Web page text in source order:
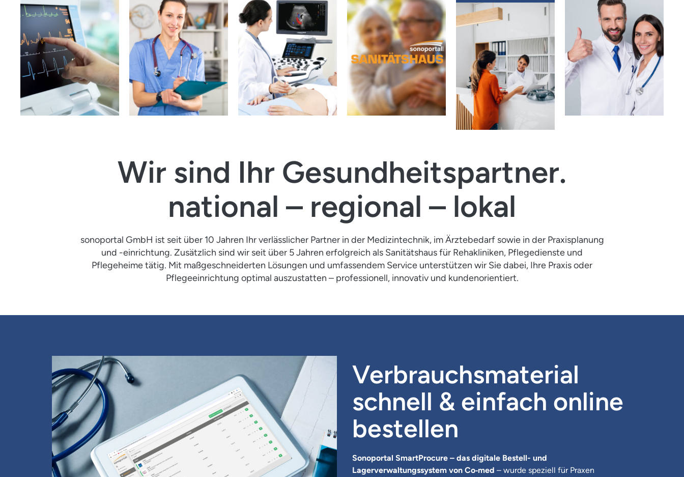
Verbrauchsmaterial
Einfach. Übersichtlich. Ohne Mehrwaufwand. Ohne
Installation
Wir sind Ihr Gesundheitspartner.
national – regional – lokal
sonoportal GmbH ist seit über 10 Jahren Ihr verlässlicher Partner in der Medizintechnik, im Ärztebedarf sowie in der Praxisplanung
und -einrichtung. Zusätzlich sind wir seit über 5 Jahren erfolgreich als Sanitätshaus für Rehakliniken, Pflegedienste und
Pflegeheime tätig. Mit maßgeschneiderten Lösungen und umfassendem Service unterstützen wir Sie dabei, Ihre Praxis oder
Pflegeeinrichtung optimal auszustatten – professionell, innovativ und kundenorientiert.
Verbrauchsmaterial
schnell & einfach online
bestellen
Sonoportal SmartProcure – das digitale Bestell- und
Lagerverwaltungssystem von Co‑med – wurde speziell für Praxen